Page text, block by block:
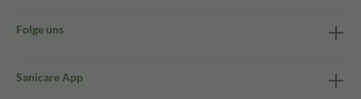
Folge uns
Sanicare App